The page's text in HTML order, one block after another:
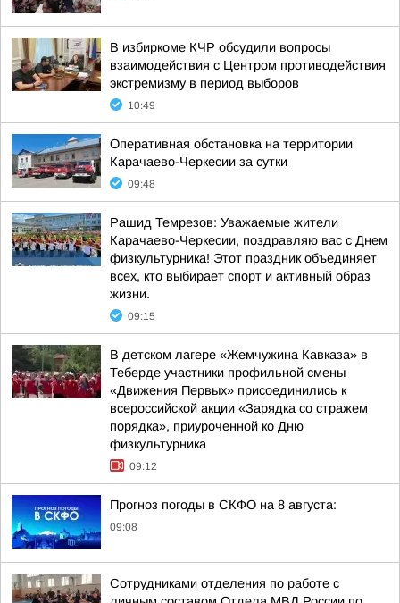
В избиркоме КЧР обсудили вопросы
взаимодействия с Центром противодействия
экстремизму в период выборов
10:49
Оперативная обстановка на территории
Карачаево-Черкесии за сутки
09:48
Рашид Темрезов: Уважаемые жители
Карачаево-Черкесии, поздравляю вас с Днем
физкультурника! Этот праздник объединяет
всех, кто выбирает спорт и активный образ
жизни.
09:15
В детском лагере «Жемчужина Кавказа» в
Теберде участники профильной смены
«Движения Первых» присоединились к
всероссийской акции «Зарядка со стражем
порядка», приуроченной ко Дню
физкультурника
09:12
Прогноз погоды в СКФО на 8 августа:
09:08
Сотрудниками отделения по работе с